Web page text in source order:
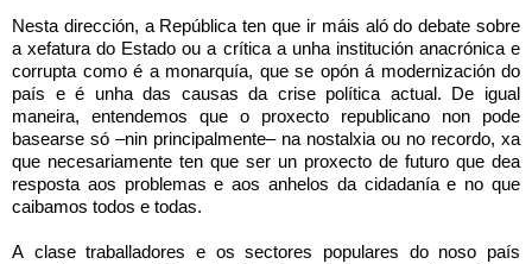
Nesta dirección, a República ten que ir máis aló do debate sobre
a xefatura do Estado ou a crítica a unha institución anacrónica e
corrupta como é a monarquía, que se opón á modernización do
país e é unha das causas da crise política actual. De igual
maneira, entendemos que o proxecto republicano non pode
basearse só –nin principalmente– na nostalxia ou no recordo, xa
que necesariamente ten que ser un proxecto de futuro que dea
resposta aos problemas e aos anhelos da cidadanía e no que
caibamos todos e todas.
A clase traballadores e os sectores populares do noso país